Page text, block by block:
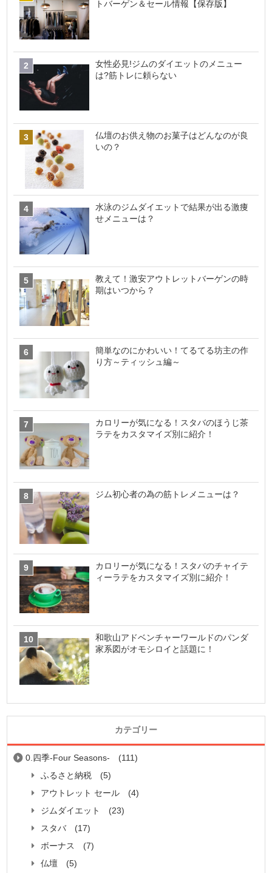
トバーゲン＆セール情報【保存版】
女性必見!ジムのダイエットのメニュー
は?筋トレに頼らない
仏壇のお供え物のお菓子はどんなのが良
いの？
水泳のジムダイエットで結果が出る激痩
せメニューは？
教えて！激安アウトレットバーゲンの時
期はいつから？
簡単なのにかわいい！てるてる坊主の作
り方～ティッシュ編～
カロリーが気になる！スタバのほうじ茶
ラテをカスタマイズ別に紹介！
ジム初心者の為の筋トレメニューは？
カロリーが気になる！スタバのチャイテ
ィーラテをカスタマイズ別に紹介！
和歌山アドベンチャーワールドのパンダ
家系図がオモシロイと話題に！
カテゴリー
0.四季-Four Seasons-
(111)
ふるさと納税
(5)
アウトレット セール
(4)
ジムダイエット
(23)
スタバ
(17)
ボーナス
(7)
仏壇
(5)